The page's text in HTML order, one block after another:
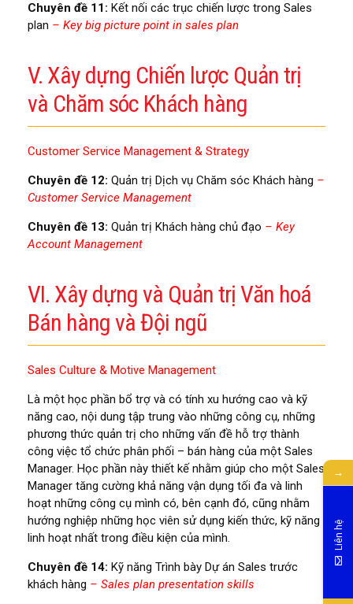
Chuyên đề 11: Kết nối các trục chiến lược trong Sales
plan – Key big picture point in sales plan
V. Xây dựng Chiến lược Quản trị
và Chăm sóc Khách hàng
Customer Service Management & Strategy
Chuyên đề 12: Quản trị Dịch vụ Chăm sóc Khách hàng –
Customer Service Management
Chuyên đề 13: Quản trị Khách hàng chủ đạo – Key
Account Management
VI. Xây dựng và Quản trị Văn hoá
Bán hàng và Đội ngũ
Sales Culture & Motive Management
Là một học phần bổ trợ và có tính xu hướng cao và kỹ
năng cao, nội dung tập trung vào những công cụ, những
phương thức quản trị cho những vấn đề hỗ trợ thành
công việc tổ chức phân phối – bán hàng của một Sales
Manager. Học phần này thiết kế nhằm giúp cho một Sales
Manager tăng cường khả năng vận dụng tối đa và linh
hoạt những công cụ mình có, bên cạnh đó, cũng nhằm
hướng nghiệp những học viên sử dụng kiến thức, kỹ năng
linh hoạt nhất trong điều kiện của mình.
Chuyên đề 14: Kỹ năng Trình bày Dự án Sales trước
khách hàng – Sales plan presentation skills
→
Liên hệ